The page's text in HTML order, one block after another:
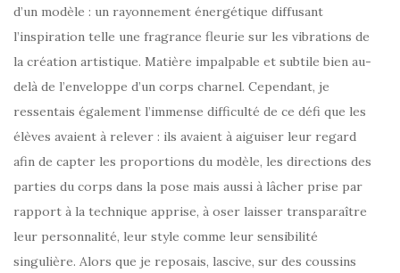
d’un modèle : un rayonnement énergétique diffusant
l’inspiration telle une fragrance fleurie sur les vibrations de
la création artistique. Matière impalpable et subtile bien au-
delà de l’enveloppe d’un corps charnel. Cependant, je
ressentais également l’immense difficulté de ce défi que les
élèves avaient à relever : ils avaient à aiguiser leur regard
afin de capter les proportions du modèle, les directions des
parties du corps dans la pose mais aussi à lâcher prise par
rapport à la technique apprise, à oser laisser transparaître
leur personnalité, leur style comme leur sensibilité
singulière. Alors que je reposais, lascive, sur des coussins